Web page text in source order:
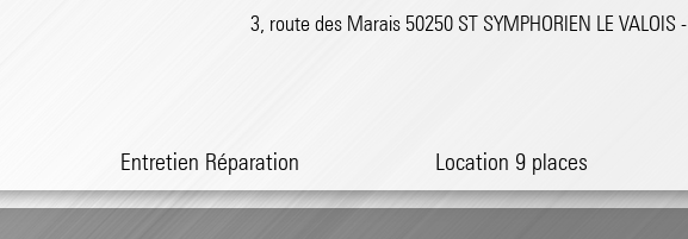
Entretien Réparation Location 9 places
3, route des Marais 50250 ST SYMPHORIEN LE VALOIS -